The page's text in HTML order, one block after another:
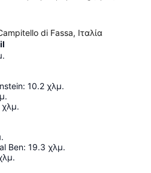
di Fassa, Ιταλία
: 10.2 χλμ.
χλμ.
Ben: 19.3 χλμ.